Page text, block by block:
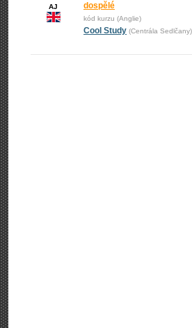
AJ
dospělé
kód kurzu (Anglie)
Cool Study (Centrála Sedlčany)